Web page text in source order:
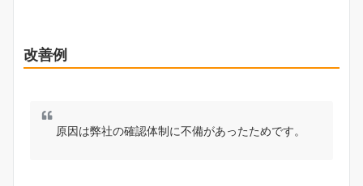
改善例
原因は弊社の確認体制に不備があったためです。